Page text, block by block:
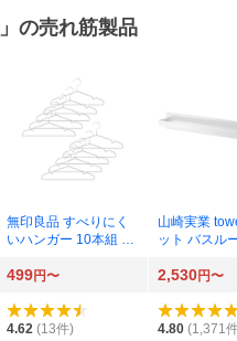
」の売れ筋製品
無印良品 すべりにく
いハンガー 10本組 ×
山崎実業
ット バスル
96 （ホワイ
499円〜 2,530円〜
4.62 (13件) 4.80 (1,371